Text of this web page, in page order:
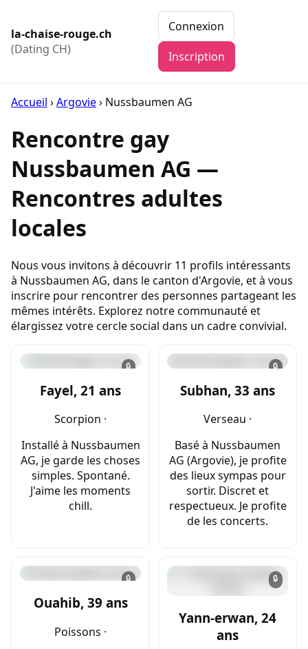
la-chaise-rouge.ch
(Dating CH)
Connexion
Inscription
Accueil ›Argovie› Nussbaumen AG
Rencontre gay
Nussbaumen AG —
Rencontres adultes
locales
Nous vous invitons à découvrir 11 profils intéressants
à Nussbaumen AG, dans le canton d'Argovie, et à vous
inscrire pour rencontrer des personnes partageant les
mêmes intérêts. Explorez notre communauté et
élargissez votre cercle social dans un cadre convivial.
🔒
Fayel, 21 ans
Scorpion ·
Installé à Nussbaumen
AG, je garde les choses
simples. Spontané.
J'aime les moments
chill.
🔒
Subhan, 33 ans
Verseau ·
Basé à Nussbaumen
AG (Argovie), je profite
des lieux sympas pour
sortir. Discret et
respectueux. Je profite
de les concerts.
🔒
Ouahib, 39 ans
Poissons ·
🔒
Yann-erwan, 24
ans